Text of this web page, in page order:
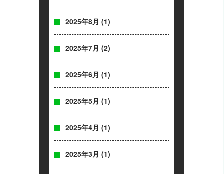
2025年8月 (1)
2025年7月 (2)
2025年6月 (1)
2025年5月 (1)
2025年4月 (1)
2025年3月 (1)